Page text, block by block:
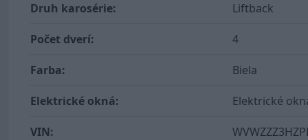
Druh karosérie: Liftback
Počet dverí: 4
Farba: Biela
Elektrické okná: Elektrické
VIN: